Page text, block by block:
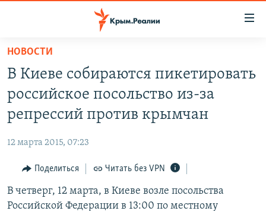
Вернуться
основному
содержанию
Вернутся
главной
навигации
Вернутся
поиску
11 ЛЕТ ОККУПАЦИИ КРЫМА. 11 ИСТОРИЙ СОПРОТИВЛЕНИЯ
ВОДА
ЕЩЕ
ИНТЕРАКТИВ
ИНФОГРАФИКА
РАДІО СВОБОДА
КАК ОБОЙТИ БЛОКИРОВКУ
НОВОСТИ
В Киеве собираются пикетировать
российское посольство из-за
репрессий против крымчан
12 марта 2015, 07:23
Поделиться Читать без VPN
В четверг, 12 марта, в Киеве возле посольства
Российской Федерации в 13:00 по местному